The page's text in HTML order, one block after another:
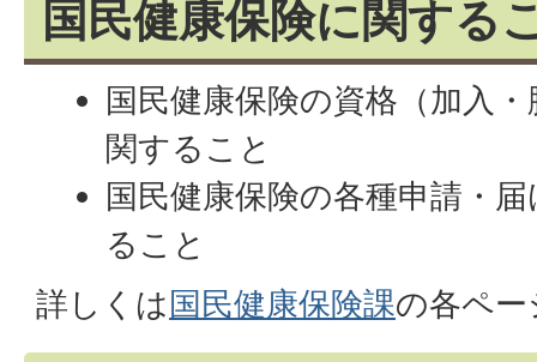
国民健康保険に関する
国民健康保険の資格（加入
関すること
国民健康保険の各種申請・
ること
詳しくは国民健康保険課の各ペ